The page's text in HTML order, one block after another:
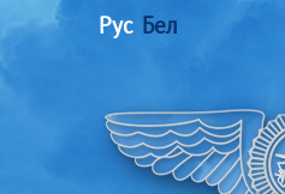
Рус Бел